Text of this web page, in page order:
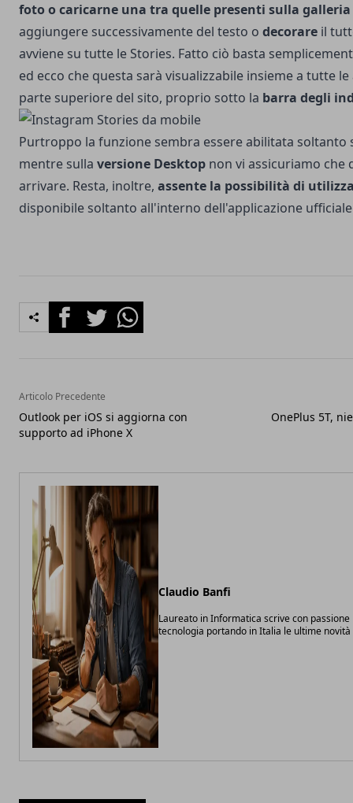
foto o caricarne una tra quelle presenti sulla galleria
aggiungere successivamente del testo o decorare il
avviene su tutte le Stories. Fatto ciò basta
ed ecco che questa sarà visualizzabile insieme a tutte
parte superiore del sito, proprio sotto la barra degli
Purtroppo la funzione sembra essere abilitata soltanto
mentre sulla versione Desktop non vi assicuriamo che
arrivare. Resta, inoltre, assente la possibilità di
disponibile soltanto all'interno dell'applicazione
FacebookTwitterWhatsapp
Articolo Precedente
Outlook per iOS si aggiorna con
supporto ad iPhone X
OnePlus 5T,
Claudio Banfi
Laureato in Informatica scrive con
tecnologia portando in Italia le ultime novità